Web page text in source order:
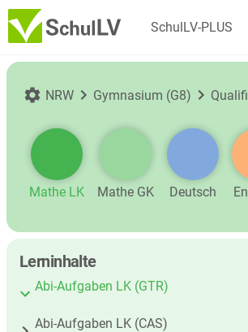
SchulLV-PLUS
NRW Gymnasium (G8)
Mathe LK Mathe GK Deutsch
Lerninhalte
Abi-Aufgaben LK (GTR)
Abi-Aufgaben LK (CAS)